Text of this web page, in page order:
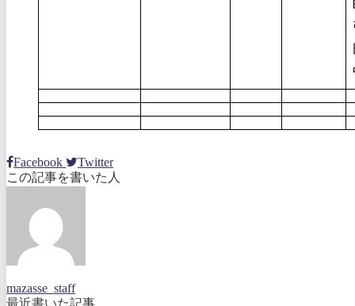
Facebook
Twitter
この記事を書いた人
mazasse_staff
最近書いた記事